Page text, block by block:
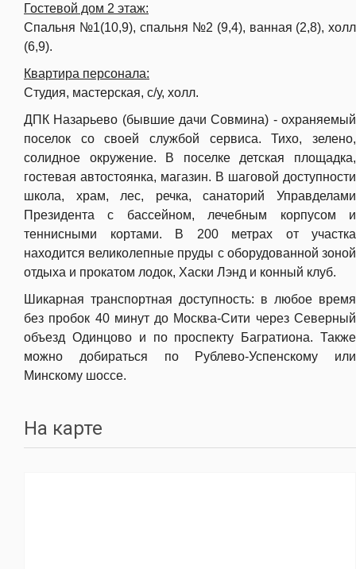
Гостевой дом 2 этаж:
Спальня №1(10,9), спальня №2 (9,4), ванная (2,8), холл
(6,9).
Квартира персонала:
Студия, мастерская, с/у, холл.
ДПК Назарьево (бывшие дачи Совмина) - охраняемый
поселок со своей службой сервиса. Тихо, зелено,
солидное окружение. В поселке детская площадка,
гостевая автостоянка, магазин. В шаговой доступности
школа, храм, лес, речка, санаторий Управделами
Президента с бассейном, лечебным корпусом и
теннисными кортами. В 200 метрах от участка
находится великолепные пруды с оборудованной зоной
отдыха и прокатом лодок, Хаски Лэнд и конный клуб.
Шикарная транспортная доступность: в любое время
без пробок 40 минут до Москва-Сити через Северный
объезд Одинцово и по проспекту Багратиона. Также
можно добираться по Рублево-Успенскому или
Минскому шоссе.
На карте